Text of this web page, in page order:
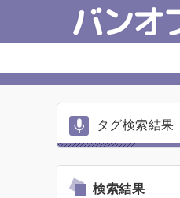
タグ検索結
検索結果